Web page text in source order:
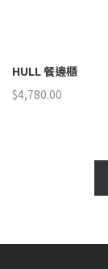
HULL 餐邊櫃
$4,780.00